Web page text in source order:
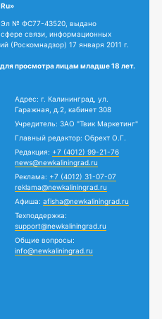
Эл № ФС77-43520, выдано
связи, информационных
(Роскомнадзор) 17 января 2011 г.
просмотра лицам младше 18 лет.
Адрес: г. Калининград, ул.
Гаражная, д.2, кабинет 308
Учредитель: ЗАО "Твик Маркетинг"
Главный редактор: Обрехт О.Г.
Редакция: +7 (4012) 99-21-76
news@newkaliningrad.ru
Реклама: +7 (4012) 31-07-07
reklama@newkaliningrad.ru
Афиша: afisha@newkaliningrad.ru
Техподдержка:
support@newkaliningrad.ru
Общие вопросы:
info@newkaliningrad.ru